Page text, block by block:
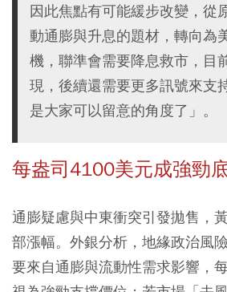
因此焦點有可能緩步改變，從
動通膨與升息的題材，轉向為
機，聯準會需要降息救市，目
現，後續還需要更多訊號來支
是大家可以留意的角度了」。
每盎司4100美元成強勁
通膨疑慮與中東衝突引發拋售，
部漲幅。外銀分析，地緣政治風
要來自通膨與流動性需求影響，